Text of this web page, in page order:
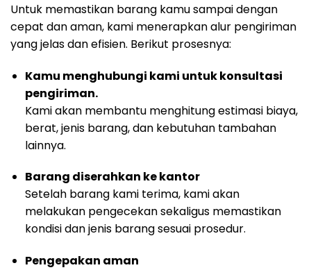
Untuk memastikan barang kamu sampai dengan
cepat dan aman, kami menerapkan alur pengiriman
yang jelas dan efisien. Berikut prosesnya:
Kamu menghubungi kami untuk konsultasi
pengiriman.
Kami akan membantu menghitung estimasi biaya,
berat, jenis barang, dan kebutuhan tambahan
lainnya.
Barang diserahkan ke kantor
Setelah barang kami terima, kami akan
melakukan pengecekan sekaligus memastikan
kondisi dan jenis barang sesuai prosedur.
Pengepakan aman